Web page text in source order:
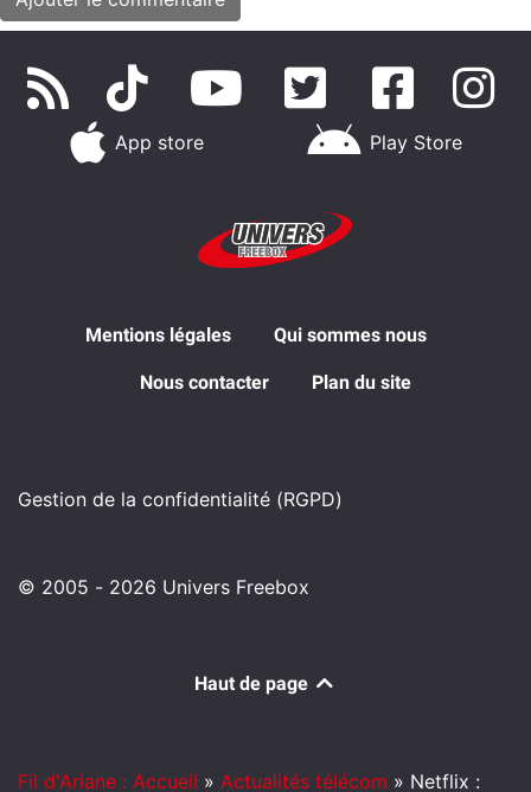
App store Play Store
Mentions légales Qui sommes nous
Nous contacter Plan du site
Gestion de la confidentialité (RGPD)
© 2005 - 2026 Univers Freebox
Haut de page
Fil d'Ariane : Accueil » Actualités télécom » Netflix :